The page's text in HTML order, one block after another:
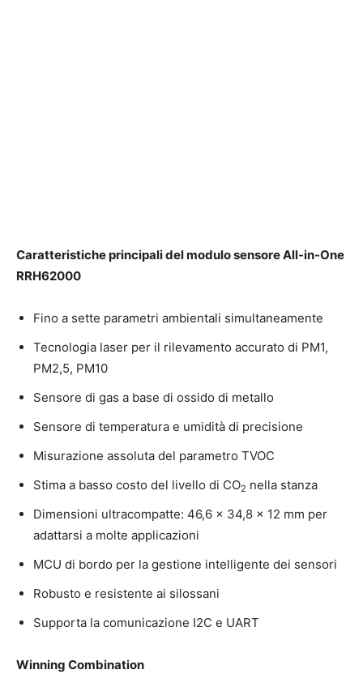
Caratteristiche principali del modulo sensore All-in-One
RRH62000
Fino a sette parametri ambientali simultaneamente
Tecnologia laser per il rilevamento accurato di PM1,
PM2,5, PM10
Sensore di gas a base di ossido di metallo
Sensore di temperatura e umidità di precisione
Misurazione assoluta del parametro TVOC
Stima a basso costo del livello di CO2 nella stanza
Dimensioni ultracompatte: 46,6 x 34,8 x 12 mm per
adattarsi a molte applicazioni
MCU di bordo per la gestione intelligente dei sensori
Robusto e resistente ai silossani
Supporta la comunicazione I2C e UART
Winning Combination